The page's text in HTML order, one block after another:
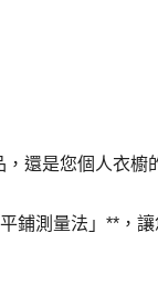
還是您個人衣櫥
鋪測量法」**，